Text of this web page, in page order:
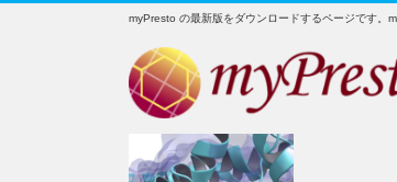
myPresto の最新版をダウンロードするページです。